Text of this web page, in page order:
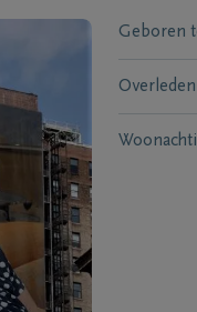
Geboren